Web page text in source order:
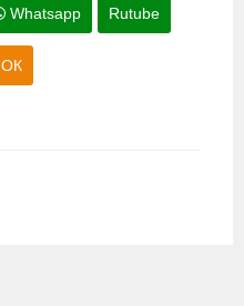
Whatsapp Rutube
ОК